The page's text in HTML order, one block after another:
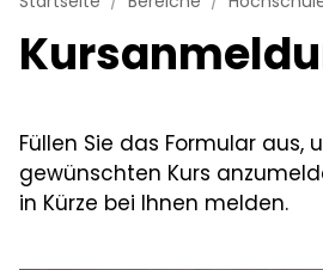
Füllen Sie das Formular aus,
gewünschten Kurs
in Kürze bei Ihnen melden.